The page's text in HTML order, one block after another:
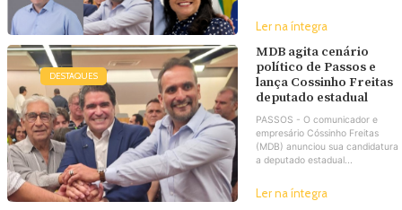
Ler na íntegra
DESTAQUES
MDB agita cenário
político de Passos e
lança Cossinho Freitas
deputado estadual
PASSOS - O comunicador e
empresário Cóssinho Freitas
(MDB) anunciou sua candidatura
a deputado estadual...
Ler na íntegra